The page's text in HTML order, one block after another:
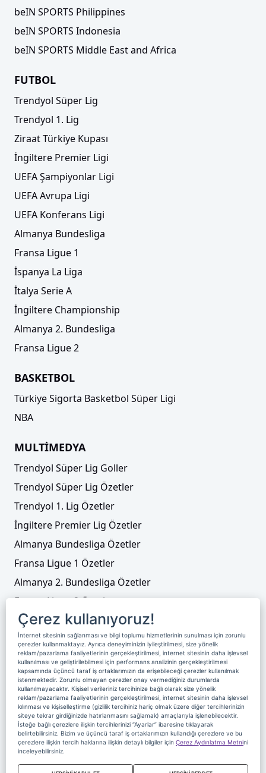
beIN SPORTS Philippines
beIN SPORTS Indonesia
beIN SPORTS Middle East and Africa
FUTBOL
Trendyol Süper Lig
Trendyol 1. Lig
Ziraat Türkiye Kupası
İngiltere Premier Ligi
UEFA Şampiyonlar Ligi
UEFA Avrupa Ligi
UEFA Konferans Ligi
Almanya Bundesliga
Fransa Ligue 1
İspanya La Liga
İtalya Serie A
İngiltere Championship
Almanya 2. Bundesliga
Fransa Ligue 2
BASKETBOL
Türkiye Sigorta Basketbol Süper Ligi
NBA
MULTİMEDYA
Trendyol Süper Lig Goller
Trendyol Süper Lig Özetler
Trendyol 1. Lig Özetler
İngiltere Premier Lig Özetler
Almanya Bundesliga Özetler
Fransa Ligue 1 Özetler
Almanya 2. Bundesliga Özetler
Fransa Ligue 2 Özetler
Tenis
Video Liste
Foto Galeriler
Üyelik Yayın Akışı Reklam
Site Sözleşmesi
Künye ve İletişim
Çerez Politikası
Çerez Yönetimi
Veri Sahibi Başvuru Formu
Nereden İzlerim
Copyright 2020 Digiturk Bu siteyi kullanarak sözleşmeyi kabul etmiş
Çerez kullanıyoruz!
İnternet sitesinin sağlanması ve bilgi toplumu hizmetlerinin sunulması için zorunlu
çerezler kullanmaktayız. Ayrıca deneyiminizin iyileştirilmesi, size yönelik
reklam/pazarlama faaliyetlerinin gerçekleştirilmesi, internet sitesinin daha işlevsel
kullanılması ve geliştirilebilmesi için performans analizinin gerçekleştirilmesi
kapsamında üçüncü taraf iş ortaklarımızın da erişebileceği çerezler kullanılmak
istenmektedir. Zorunlu olmayan çerezler onay vermediğiniz durumlarda
kullanılmayacaktır. Kişisel verileriniz tercihinize bağlı olarak size yönelik
reklam/pazarlama faaliyetlerinin gerçekleştirilmesi, internet sitesinin daha işlevsel
kılınması ve kişiselleştirme (gizlilik tercihiniz hariç olmak üzere diğer tercihlerinizin
siteye tekrar girdiğinizde hatırlanmasını sağlamak) amaçlarıyla işlenebilecektir.
İsteğe bağlı çerezlere ilişkin tercihlerinizi “Ayarlar” ibaresine tıklayarak
belirtebilirsiniz. Bizim ve üçüncü taraf iş ortaklarımızın kullandığı çerezlere ve bu
çerezlere ilişkin tercih haklarına ilişkin detaylı bilgiler için Çerez Aydınlatma Metnini
inceleyebilirsiniz.